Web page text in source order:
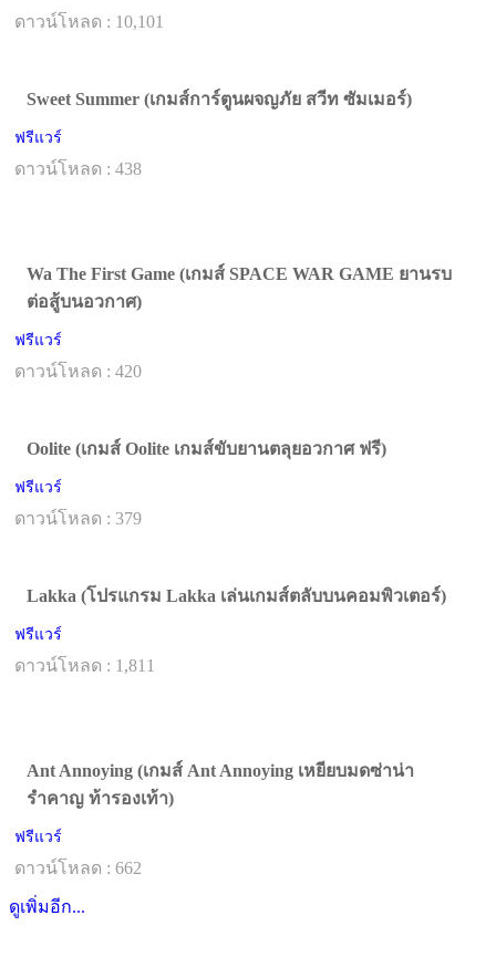
ดาวน์โหลด : 10,101
Sweet Summer (เกมส์การ์ตูนผจญภัย สวีท ซัมเมอร์)
ฟรีแวร์
ดาวน์โหลด : 438
Wa The First Game (เกมส์ SPACE WAR GAME ยานรบ
ต่อสู้บนอวกาศ)
ฟรีแวร์
ดาวน์โหลด : 420
Oolite (เกมส์ Oolite เกมส์ขับยานตลุยอวกาศ ฟรี)
ฟรีแวร์
ดาวน์โหลด : 379
Lakka (โปรแกรม Lakka เล่นเกมส์ตลับบนคอมพิวเตอร์)
ฟรีแวร์
ดาวน์โหลด : 1,811
Ant Annoying (เกมส์ Ant Annoying เหยียบมดซ่าน่า
รำคาญ ท้ารองเท้า)
ฟรีแวร์
ดาวน์โหลด : 662
ดูเพิ่มอีก...